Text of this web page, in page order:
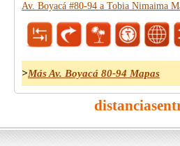
Av. Boyacá #80-94 a Tobia Nimaima
>Más Av. Boyacá 80-94 Mapas